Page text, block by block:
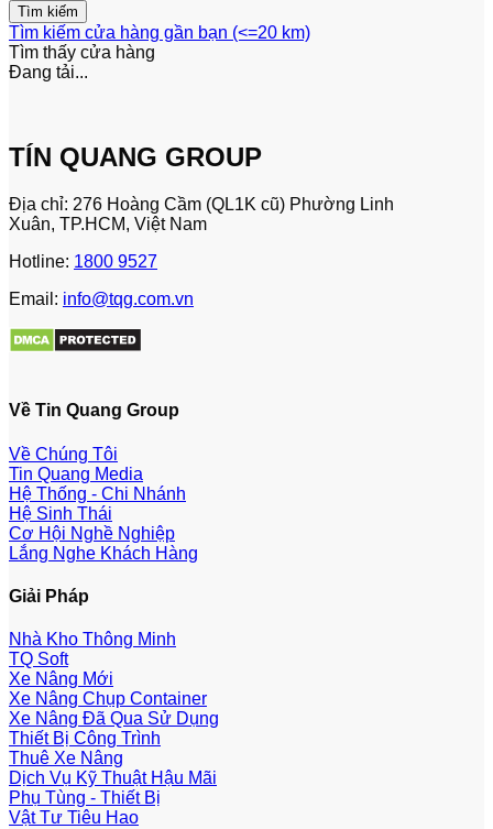
Tìm kiếm cửa hàng gần bạn (<=20 km)
Tìm thấy cửa hàng
Đang tải...
TÍN QUANG GROUP
Địa chỉ: 276 Hoàng Cầm (QL1K cũ) Phường Linh
Xuân, TP.HCM, Việt Nam
Hotline: 1800 9527
Email: info@tqg.com.vn
Về Tin Quang Group
Về Chúng Tôi
Tin Quang Media
Hệ Thống - Chi Nhánh
Hệ Sinh Thái
Cơ Hội Nghề Nghiệp
Lắng Nghe Khách Hàng
Giải Pháp
Nhà Kho Thông Minh
TQ Soft
Xe Nâng Mới
Xe Nâng Chụp Container
Xe Nâng Đã Qua Sử Dụng
Thiết Bị Công Trình
Thuê Xe Nâng
Dịch Vụ Kỹ Thuật Hậu Mãi
Phụ Tùng - Thiết Bị
Vật Tư Tiêu Hao